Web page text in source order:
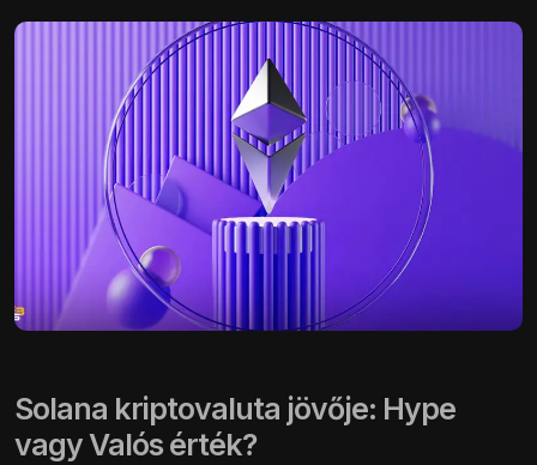
Solana kriptovaluta jövője: Hype
vagy Valós érték?